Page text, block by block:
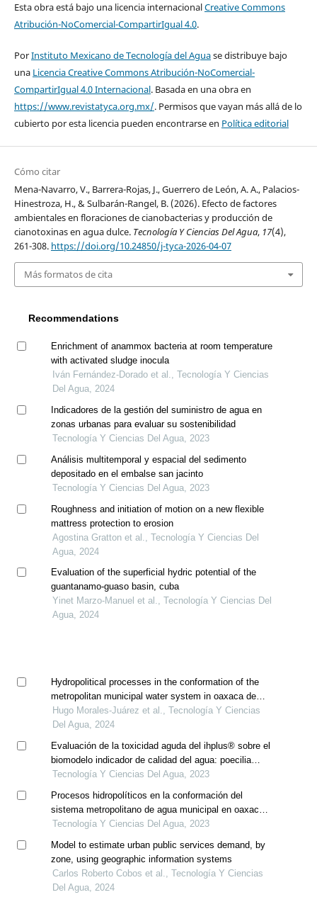
Esta obra está bajo una licencia internacionalCreative Commons
Atribución-NoComercial-CompartirIgual 4.0.
PorInstituto Mexicano de Tecnología del Aguase distribuye bajo
una Licencia Creative Commons Atribución-NoComercial-
CompartirIgual 4.0 Internacional. Basada en una obra en
https://www.revistatyca.org.mx/. Permisos que vayan más allá de lo
cubierto por esta licencia pueden encontrarse en Política editorial
Cómo citar
Mena-Navarro, V., Barrera-Rojas, J., Guerrero de León, A. A., Palacios-
Hinestroza, H., & Sulbarán-Rangel, B. (2026). Efecto de factores
ambientales en floraciones de cianobacterias y producción de
cianotoxinas en agua dulce. Tecnología Y Ciencias Del Agua, 17(4),
261-308. https://doi.org/10.24850/j-tyca-2026-04-07
Más formatos de cita
Recommendations
Enrichment of anammox bacteria at room temperature
with activated sludge inocula
Iván Fernández-Dorado et al., Tecnología Y Ciencias
Del Agua, 2024
Indicadores de la gestión del suministro de agua en
zonas urbanas para evaluar su sostenibilidad
Tecnología Y Ciencias Del Agua, 2023
Análisis multitemporal y espacial del sedimento
depositado en el embalse san jacinto
Tecnología Y Ciencias Del Agua, 2023
Roughness and initiation of motion on a new flexible
mattress protection to erosion
Agostina Gratton et al., Tecnología Y Ciencias Del
Agua, 2024
Evaluation of the superficial hydric potential of the
guantanamo-guaso basin, cuba
Yinet Marzo-Manuel et al., Tecnología Y Ciencias Del
Agua, 2024
Hydropolitical processes in the conformation of the
metropolitan municipal water system in oaxaca de
juarez, oaxaca, mexico
Hugo Morales-Juárez et al., Tecnología Y Ciencias
Del Agua, 2024
Evaluación de la toxicidad aguda del ihplus® sobre el
biomodelo indicador de calidad del agua: poecilia
reticulata
Tecnología Y Ciencias Del Agua, 2023
Procesos hidropolíticos en la conformación del
sistema metropolitano de agua municipal en oaxaca
de juárez, oaxaca, méxico
Tecnología Y Ciencias Del Agua, 2023
Model to estimate urban public services demand, by
zone, using geographic information systems
Carlos Roberto Cobos et al., Tecnología Y Ciencias
Del Agua, 2024